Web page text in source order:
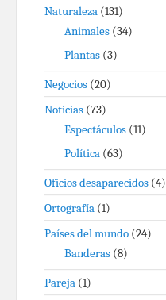
Naturaleza (131)
Animales (34)
Plantas (3)
Negocios (20)
Noticias (73)
Espectáculos (11)
Política (63)
Oficios desaparecidos (4)
Ortografía (1)
Países del mundo (24)
Banderas (8)
Pareja (1)